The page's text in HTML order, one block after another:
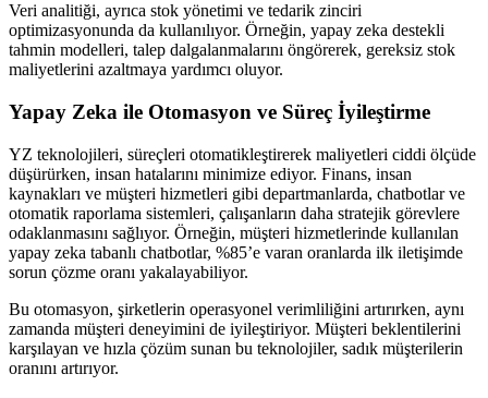
Veri analitiği, ayrıca stok yönetimi ve tedarik zinciri
optimizasyonunda da kullanılıyor. Örneğin, yapay zeka destekli
tahmin modelleri, talep dalgalanmalarını öngörerek, gereksiz stok
maliyetlerini azaltmaya yardımcı oluyor.
Yapay Zeka ile Otomasyon ve Süreç İyileştirme
YZ teknolojileri, süreçleri otomatikleştirerek maliyetleri ciddi ölçüde
düşürürken, insan hatalarını minimize ediyor. Finans, insan
kaynakları ve müşteri hizmetleri gibi departmanlarda, chatbotlar ve
otomatik raporlama sistemleri, çalışanların daha stratejik görevlere
odaklanmasını sağlıyor. Örneğin, müşteri hizmetlerinde kullanılan
yapay zeka tabanlı chatbotlar, %85’e varan oranlarda ilk iletişimde
sorun çözme oranı yakalayabiliyor.
Bu otomasyon, şirketlerin operasyonel verimliliğini artırırken, aynı
zamanda müşteri deneyimini de iyileştiriyor. Müşteri beklentilerini
karşılayan ve hızla çözüm sunan bu teknolojiler, sadık müşterilerin
oranını artırıyor.